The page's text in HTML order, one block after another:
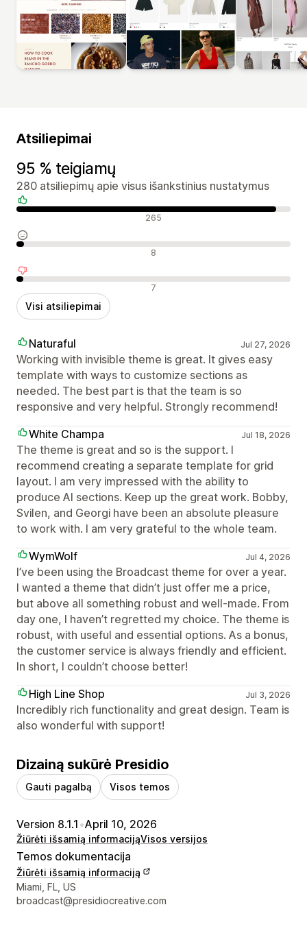
Atsiliepimai
95 % teigiamų
280 atsiliepimų apie visus išankstinius nustatymus
Teigiami atsiliepimai 265
Neutralūs atsiliepimai 8
Neigiami atsiliepimai 7
Visi atsiliepimai
Naturaful Jul 27, 2026
Working with invisible theme is great. It gives easy
template with ways to customize sections as
needed. The best part is that the team is so
responsive and very helpful. Strongly recommend!
White Champa
Jul 18, 2026
The theme is great and so is the support. I
recommend creating a separate template for grid
layout. I am very impressed with the ability to
produce AI sections. Keep up the great work. Bobby,
Svilen, and Georgi have been an absolute pleasure
to work with. I am very grateful to the whole team.
WymWolf
Jul 4, 2026
I’ve been using the Broadcast theme for over a year.
I wanted a theme that didn’t just offer me a price,
but above all something robust and well-made. From
day one, I haven’t regretted my choice. The theme is
robust, with useful and essential options. As a bonus,
the customer service is always friendly and efficient.
In short, I couldn’t choose better!
High Line Shop
Jul 3, 2026
Incredibly rich functionality and great design. Team is
also wonderful with support!
Dizainą sukūrė Presidio
Gauti pagalbą Visos temos
Version 8.1.1 •April 10, 2026
Žiūrėti išsamią informacijąVisos versijos
Temos dokumentacija
Žiūrėti išsamią informaciją
Kūrėjo kontaktiniai duomenys
Miami, FL, US
broadcast@presidiocreative.com